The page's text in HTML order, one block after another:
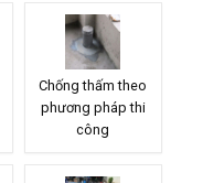
Chống thấm theo
phương pháp thi
công